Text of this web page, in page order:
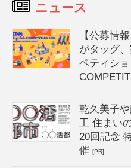
ニュース
【公募情
がタッグ
ペティシ
乾久美子
工 住まい
20回記念
催[PR]